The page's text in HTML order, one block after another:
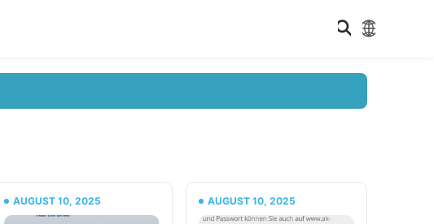
AUGUST 10, 2025 AUGUST 10, 2025